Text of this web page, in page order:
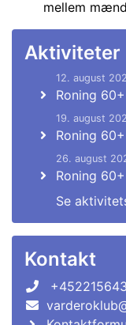
mellem
Aktiviteter
12. august
Roning 60+
19. august
Roning 60+
26. august
Roning 60+
Se
Kontakt